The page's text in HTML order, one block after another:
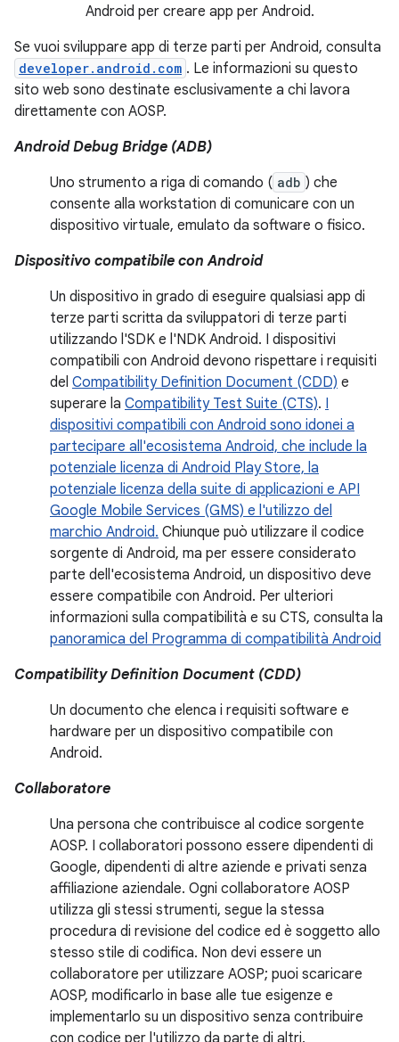
Android per creare app per Android.
Se vuoi sviluppare app di terze parti per Android, consulta
developer.android.com . Le informazioni su questo
sito web sono destinate esclusivamente a chi lavora
direttamente con AOSP.
Android Debug Bridge (ADB)
Uno strumento a riga di comando ( adb ) che
consente alla workstation di comunicare con un
dispositivo virtuale, emulato da software o fisico.
Dispositivo compatibile con Android
Un dispositivo in grado di eseguire qualsiasi app di
terze parti scritta da sviluppatori di terze parti
utilizzando l'SDK e l'NDK Android. I dispositivi
compatibili con Android devono rispettare i requisiti
del Compatibility Definition Document (CDD) e
superare la Compatibility Test Suite (CTS). I
dispositivi compatibili con Android sono idonei a
partecipare all'ecosistema Android, che include la
potenziale licenza di Android Play Store, la
potenziale licenza della suite di applicazioni e API
Google Mobile Services (GMS) e l'utilizzo del
marchio Android. Chiunque può utilizzare il codice
sorgente di Android, ma per essere considerato
parte dell'ecosistema Android, un dispositivo deve
essere compatibile con Android. Per ulteriori
informazioni sulla compatibilità e su CTS, consulta la
panoramica del Programma di compatibilità Android
Compatibility Definition Document (CDD)
Un documento che elenca i requisiti software e
hardware per un dispositivo compatibile con
Android.
Collaboratore
Una persona che contribuisce al codice sorgente
AOSP. I collaboratori possono essere dipendenti di
Google, dipendenti di altre aziende e privati senza
affiliazione aziendale. Ogni collaboratore AOSP
utilizza gli stessi strumenti, segue la stessa
procedura di revisione del codice ed è soggetto allo
stesso stile di codifica. Non devi essere un
collaboratore per utilizzare AOSP; puoi scaricare
AOSP, modificarlo in base alle tue esigenze e
implementarlo su un dispositivo senza contribuire
con codice per l'utilizzo da parte di altri.